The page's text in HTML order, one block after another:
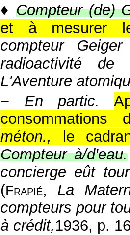
♦ Compteur (de)
et à mesurer
compteur
radioactivité
L'Aventure
− En partic.
méton.,
le
Compteur à/d'eau.
concierge eût
(Frapié, La
compteurs pour
à crédit,1936, p.